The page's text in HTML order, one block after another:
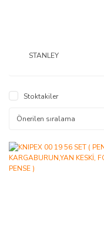
STANLEY
Stoktakiler